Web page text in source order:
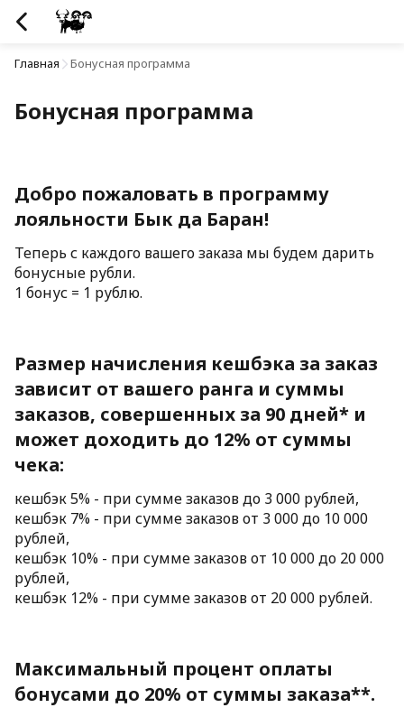
Главная Бонусная программа
Бонусная программа
Добро пожаловать в программу
лояльности Бык да Баран!
Теперь с каждого вашего заказа мы будем дарить
бонусные рубли.
1 бонус = 1 рублю.
Размер начисления кешбэка за заказ
зависит от вашего ранга и суммы
заказов, совершенных за 90 дней* и
может доходить до 12% от суммы
чека:
кешбэк 5% - при сумме заказов до 3 000 рублей,
кешбэк 7% - при сумме заказов от 3 000 до 10 000
рублей,
кешбэк 10% - при сумме заказов от 10 000 до 20 000
рублей,
кешбэк 12% - при сумме заказов от 20 000 рублей.
Максимальный процент оплаты
бонусами до 20% от суммы заказа**.